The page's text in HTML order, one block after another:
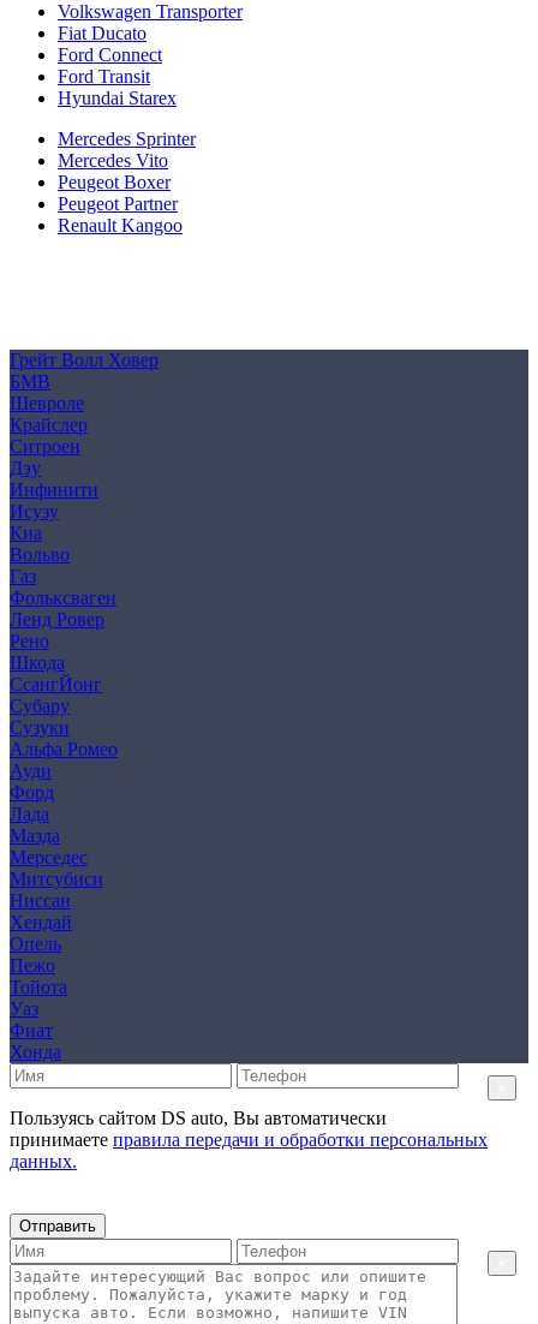
Volkswagen Transporter
Fiat Ducato
Ford Connect
Ford Transit
Hyundai Starex
Mercedes Sprinter
Mercedes Vito
Peugeot Boxer
Peugeot Partner
Renault Kangoo
Грейт Волл Ховер
БМВ
Шевроле
Крайслер
Ситроен
Дэу
Инфинити
Исузу
Киа
Вольво
Газ
Фольксваген
Ленд Ровер
Рено
Шкода
СсангЙонг
Субару
Сузуки
Альфа Ромео
Ауди
Форд
Лада
Мазда
Мерседес
Митсубиси
Ниссан
Хендай
Опель
Пежо
Тойота
Уаз
Фиат
Хонда
Пользуясь сайтом DS auto, Вы автоматически
принимаете правила передачи и обработки персональных
данных.
Отправить